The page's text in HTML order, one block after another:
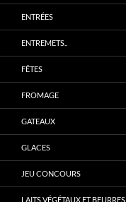
ENTRÉES
ENTREMETS..
FÊTES
FROMAGE
GATEAUX
GLACES
JEU CONCOURS
LAITS VÉGÉTAUX ET BEURRES